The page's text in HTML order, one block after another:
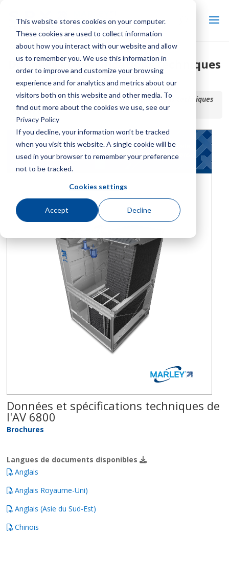
This website stores cookies on your computer.
These cookies are used to collect information
about how you interact with our website and allow
us to remember you. We use this information in
order to improve and customize your browsing
experience and for analytics and metrics about our
visitors both on this website and other media. To
find out more about the cookies we use, see our
Privacy Policy
If you decline, your information won’t be tracked
when you visit this website. A single cookie will be
used in your browser to remember your preference
not to be tracked.
Cookies settings
Accept Decline
Données et spécifications techniques
de l'AV 6800
Accueil / Bibliothèque /Données et spécifications techniques
de l'AV 6800
Données et spécifications techniques de
l'AV 6800
Brochures
Langues de documents disponibles
Anglais
Anglais Royaume-Uni)
Anglais (Asie du Sud-Est)
Chinois